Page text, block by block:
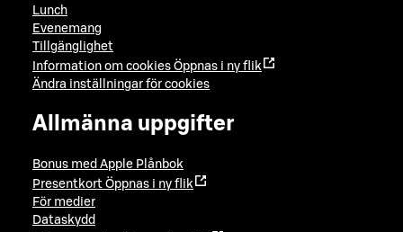
Lunch
Evenemang
Tillgänglighet
Information om cookies Öppnas i ny flik
Ändra inställningar för cookies
Allmänna uppgifter
Bonus med Apple Plånbok
Presentkort Öppnas i ny flik
För medier
Dataskydd